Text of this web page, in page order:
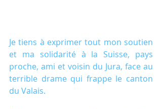
Je tiens à exprimer tout mon soutien
et ma solidarité à la Suisse, pays
proche, ami et voisin du Jura, face au
terrible drame qui frappe le canton
du Valais.